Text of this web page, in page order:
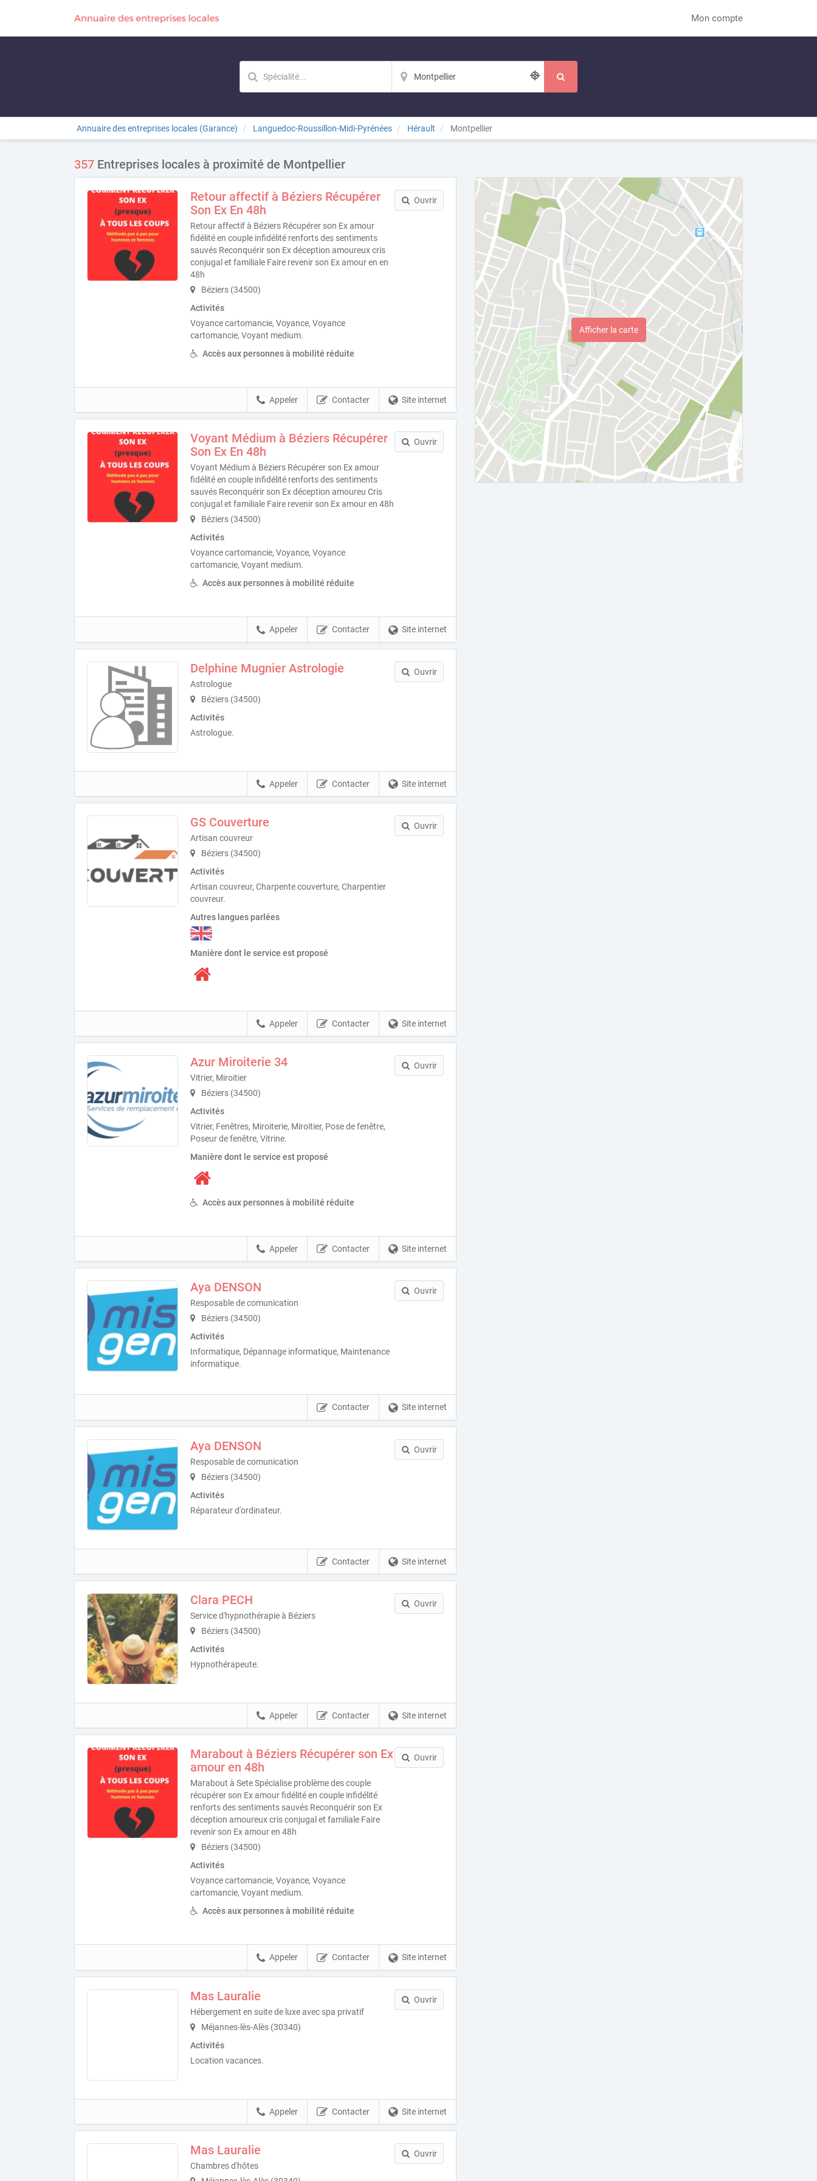
Mon compte
Annuaire des entreprises locales (Garance) Languedoc-Roussillon-Midi-Pyrénées Hérault Montpellier
357 Entreprises locales à proximité de Montpellier
Retour affectif à Béziers Récupérer
Son Ex En 48h
Retour affectif à Béziers Récupérer son Ex amour
fidélité en couple infidélité renforts des sentiments
sauvés Reconquérir son Ex déception amoureux cris
conjugal et familiale Faire revenir son Ex amour en en
48h
Béziers (34500)
Activités
Voyance cartomancie, Voyance, Voyance
cartomancie, Voyant medium.
Accès aux personnes à mobilité réduite
Ouvrir
Site internet
Contacter
Appeler
Voyant Médium à Béziers Récupérer
Son Ex En 48h
Voyant Médium à Béziers Récupérer son Ex amour
fidélité en couple infidélité renforts des sentiments
sauvés Reconquérir son Ex déception amoureu Cris
conjugal et familiale Faire revenir son Ex amour en 48h
Béziers (34500)
Activités
Voyance cartomancie, Voyance, Voyance
cartomancie, Voyant medium.
Accès aux personnes à mobilité réduite
Ouvrir
Site internet
Contacter
Appeler
Delphine Mugnier Astrologie
Astrologue
Béziers (34500)
Activités
Astrologue.
Ouvrir
Site internet
Contacter
Appeler
GS Couverture
Artisan couvreur
Béziers (34500)
Activités
Artisan couvreur, Charpente couverture, Charpentier
couvreur.
Autres langues parlées
Manière dont le service est proposé
Ouvrir
Site internet
Contacter
Appeler
Azur Miroiterie 34
Vitrier, Miroitier
Béziers (34500)
Activités
Vitrier, Fenêtres, Miroiterie, Miroitier, Pose de fenêtre,
Poseur de fenêtre, Vitrine.
Manière dont le service est proposé
Accès aux personnes à mobilité réduite
Ouvrir
Site internet
Contacter
Appeler
Aya DENSON
Resposable de comunication
Béziers (34500)
Activités
Informatique, Dépannage informatique, Maintenance
informatique.
Ouvrir
Site internet
Contacter
Aya DENSON
Resposable de comunication
Béziers (34500)
Activités
Réparateur d'ordinateur.
Ouvrir
Site internet
Contacter
Clara PECH
Service d'hypnothérapie à Béziers
Béziers (34500)
Activités
Hypnothérapeute.
Ouvrir
Site internet
Contacter
Appeler
Marabout à Béziers Récupérer son Ex
amour en 48h
Marabout à Sete Spécialise problème des couple
récupérer son Ex amour fidélité en couple infidélité
renforts des sentiments sauvés Reconquérir son Ex
déception amoureux cris conjugal et familiale Faire
revenir son Ex amour en 48h
Béziers (34500)
Activités
Voyance cartomancie, Voyance, Voyance
cartomancie, Voyant medium.
Accès aux personnes à mobilité réduite
Ouvrir
Site internet
Contacter
Appeler
Mas Lauralie
Hébergement en suite de luxe avec spa privatif
Méjannes-lès-Alès (30340)
Activités
Location vacances.
Ouvrir
Site internet
Contacter
Appeler
Mas Lauralie
Chambres d'hôtes
Ouvrir
Afficher la carte